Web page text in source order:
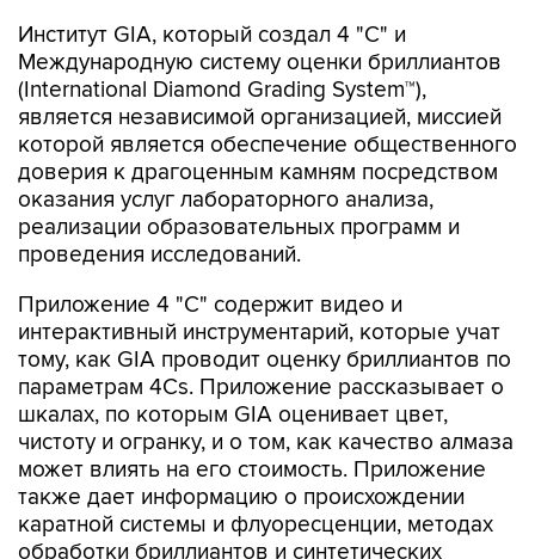
Институт GIA, который создал 4 "С" и
Международную систему оценки бриллиантов
(International Diamond Grading System™),
является независимой организацией, миссией
которой является обеспечение общественного
доверия к драгоценным камням посредством
оказания услуг лабораторного анализа,
реализации образовательных программ и
проведения исследований.
Приложение 4 "С" содержит видео и
интерактивный инструментарий, которые учат
тому, как GIA проводит оценку бриллиантов по
параметрам 4Сs. Приложение рассказывает о
шкалах, по которым GIA оценивает цвет,
чистоту и огранку, и о том, как качество алмаза
может влиять на его стоимость. Приложение
также дает информацию о происхождении
каратной системы и флуоресценции, методах
обработки бриллиантов и синтетических